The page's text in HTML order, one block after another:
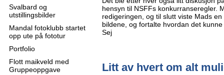
Svalbard og
utstillingsbilder
Mandal fotoklubb startet
opp ute på fototur
Portfolio
Flott maikveld med
Gruppeoppgave
hensyn til NSFFs konkurranseregler.
redigeringen, og til slutt viste Mads
bildene, og fortalte hvordan det
Sej
Litt av hvert om alt